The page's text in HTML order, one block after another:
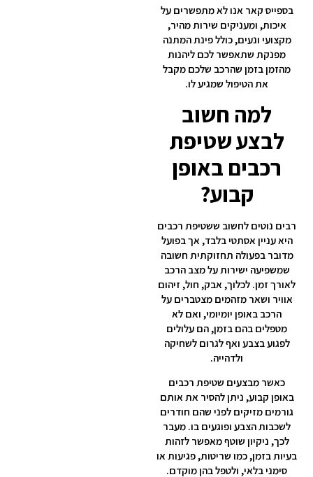
בספייס קאר אנו לא מתפשרים על
איכות, ומעניקים שירות מהיר,
מקצועי ונעים, כולל פינת המתנה
מפנקת שתאפשר לכם ליהנות
מהזמן בזמן שהרכב שלכם מקבל
את הטיפול שמגיע לו.
למה חשוב
לבצע שטיפת
רכבים באופן
קבוע?
רבים נוטים לחשוב ששטיפת רכבים
היא עניין אסתטי בלבד, אך בפועל
מדובר בפעולה תחזוקתית חשובה
שמשפיעה ישירות על מצב הרכב
לאורך זמן. לכלוך, אבק, חול, זיהום
אוויר ושאר מזהמים מצטברים על
הרכב באופן יומיומי, ואם לא
מטפלים בהם בזמן, הם עלולים
לפגוע בצבע ואף לגרום לשחיקה
ולדהייה.
כאשר מבצעים שטיפת רכבים
באופן קבוע, ניתן להסיר את אותם
גורמים מזיקים לפני שהם חודרים
לשכבות הצבע ופוגעים בו. מעבר
לכך, ניקיון שוטף מאפשר לזהות
בעיות בזמן, כמו שריטות, פגיעות או
סימני בלאי, ולטפל בהן מוקדם.